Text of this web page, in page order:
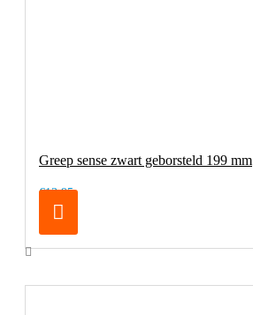
Greep sense zwart geborsteld 199 mm
€13,95